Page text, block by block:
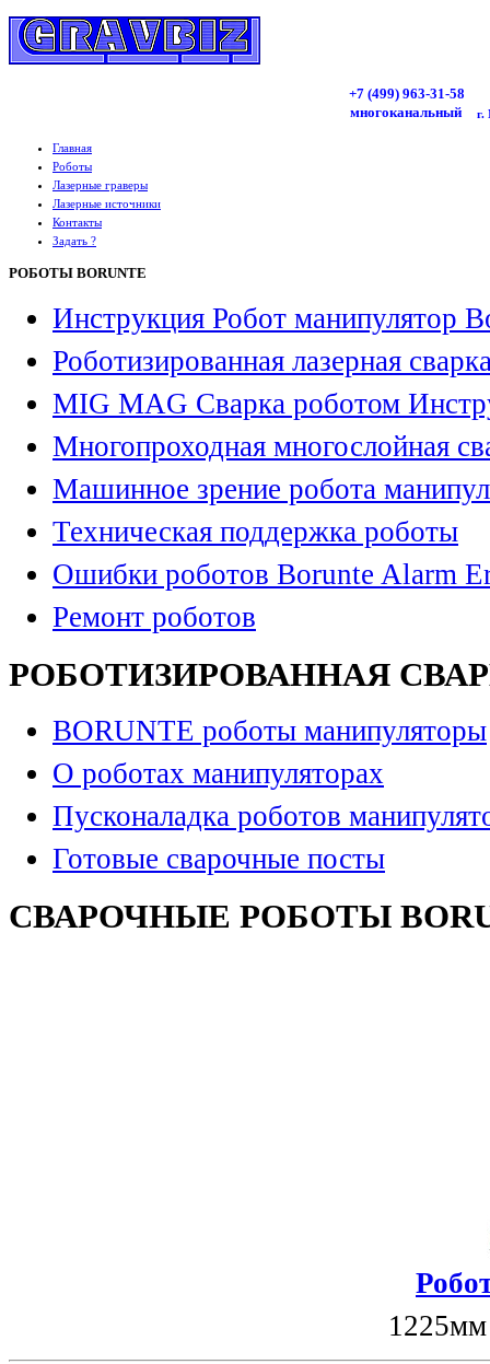
+7 (499) 963-31-58
многоканальный
г.
Главная
Роботы
Лазерные граверы
Лазерные источники
Контакты
Задать ?
РОБОТЫ BORUNTE
Инструкция Робот манипулятор
Роботизированная лазерная
MIG MAG Сварка роботом
Многопроходная многослойная
Машинное зрение робота
Техническая поддержка роботы
Ошибки роботов Borunte Alarm
Ремонт роботов
РОБОТИЗИРОВАННАЯ
BORUNTE роботы манипуляторы
О роботах манипуляторах
Пусконаладка роботов
Готовые сварочные посты
СВАРОЧНЫЕ РОБОТЫ